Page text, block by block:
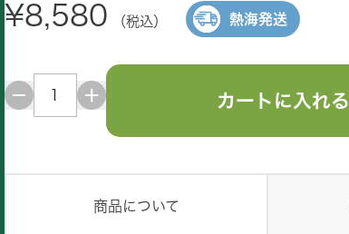
¥8,580 （税込） 熱海発送
カートに入れる
商品について